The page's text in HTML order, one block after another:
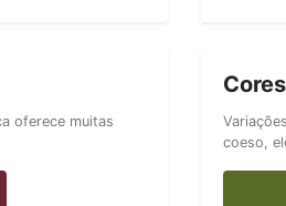
oferece muitas
coeso,